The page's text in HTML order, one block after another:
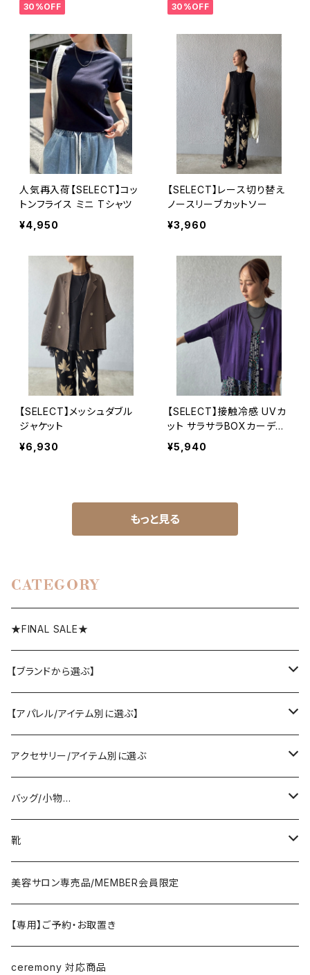
30%OFF 30%OFF
人気再入荷【SELECT】コッ
トンフライス ミニ Tシャツ
¥4,950
【SELECT】レース切り替え
ノースリーブカットソー
¥3,960
【SELECT】メッシュダブル
ジャケット
¥6,930
【SELECT】接触冷感 UVカ
ット サラサラBOXカーディ
ガン
¥5,940
もっと見る
CATEGORY
★FINAL SALE★
【ブランドから選ぶ】
SELECT／ORIGINAL
PASSIONE/cafune
ヤマトドレス／dolly-sean／DONEEYU／他
lovint
RISLEY
CHIGNON／YENN／Mewl
LEMELANGE／ESPEYRAC
【アパレル/アイテム別に選ぶ】
outer
coat/down
jacket/blouson
tops
knit/sweat/parker
T-shirt/cutsew
bottom
denim
pants
one-piece/salopette
inner/underwear
アクセサリー/アイテム別に選ぶ
pierce/earring/ear cuff
necklace/top
ring
bracelet/anklet
hair accessory
バッグ/小物…
bag
stol・muffler・scarf
belt
hat・cap
靴
sandal
sneaker
loafer／flat shoes
美容サロン専売品/MEMBER会員限定
【専用】ご予約・お取置き
ceremony 対応商品